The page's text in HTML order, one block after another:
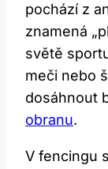
pochází z
znamená
světě
meči nebo
dosáhnout
obranu.
V fencingu